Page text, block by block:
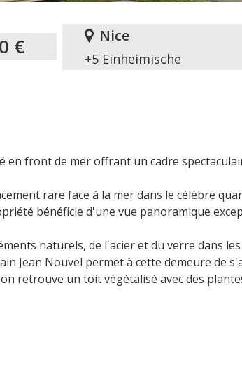
€ Nice
+5 Einheimische
en front de mer offrant un cadre
rare face à la mer dans le célèbre
bénéficie d'une vue panoramique
naturels, de l'acier et du verre dans
Jean Nouvel permet à cette demeure de
retrouve un toit végétalisé avec des
l'espace de réception intérieur et